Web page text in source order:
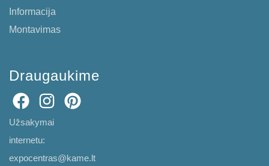
Informacija
Montavimas
Draugaukime
Užsakymai
internetu:
expocentras@kame.lt